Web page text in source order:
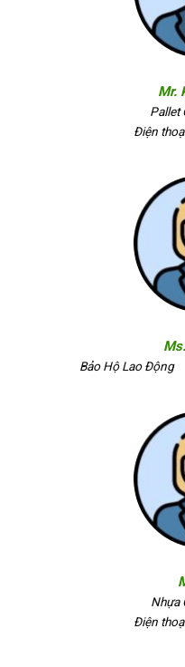
Mr.
Pallet
Điện
Bảo Hộ Lao
Nhựa
Điện